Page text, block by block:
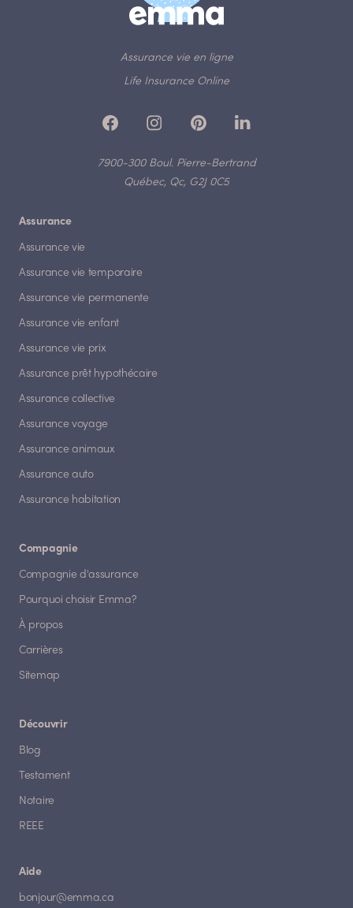
Assurance vie en ligne
Life Insurance Online
7900-300 Boul. Pierre-Bertrand
Québec, Qc, G2J 0C5
Assurance
Assurance vie
Assurance vie temporaire
Assurance vie permanente
Assurance vie enfant
Assurance vie prix
Assurance prêt hypothécaire
Assurance collective
Assurance voyage
Assurance animaux
Assurance auto
Assurance habitation
Compagnie
Compagnie d'assurance
Pourquoi choisir Emma?
À propos
Carrières
Sitemap
Découvrir
Blog
Testament
Notaire
REEE
Aide
bonjour@emma.ca